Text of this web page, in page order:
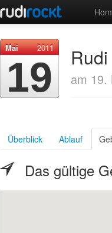
2011
Mai
19 am 19.
Überblick Ablauf
Das gültige